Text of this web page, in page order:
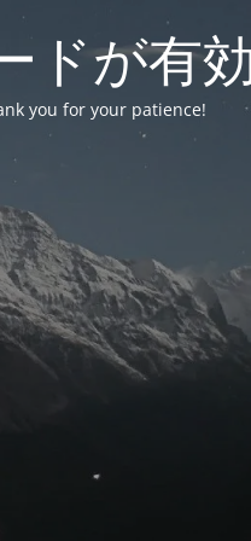
ドが有
you for your patience!